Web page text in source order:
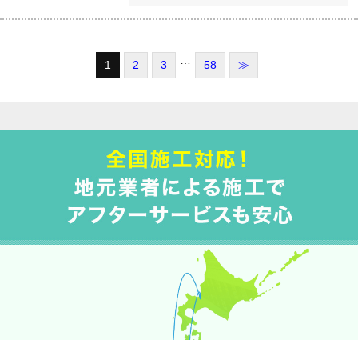
1 2 3 58 ≫